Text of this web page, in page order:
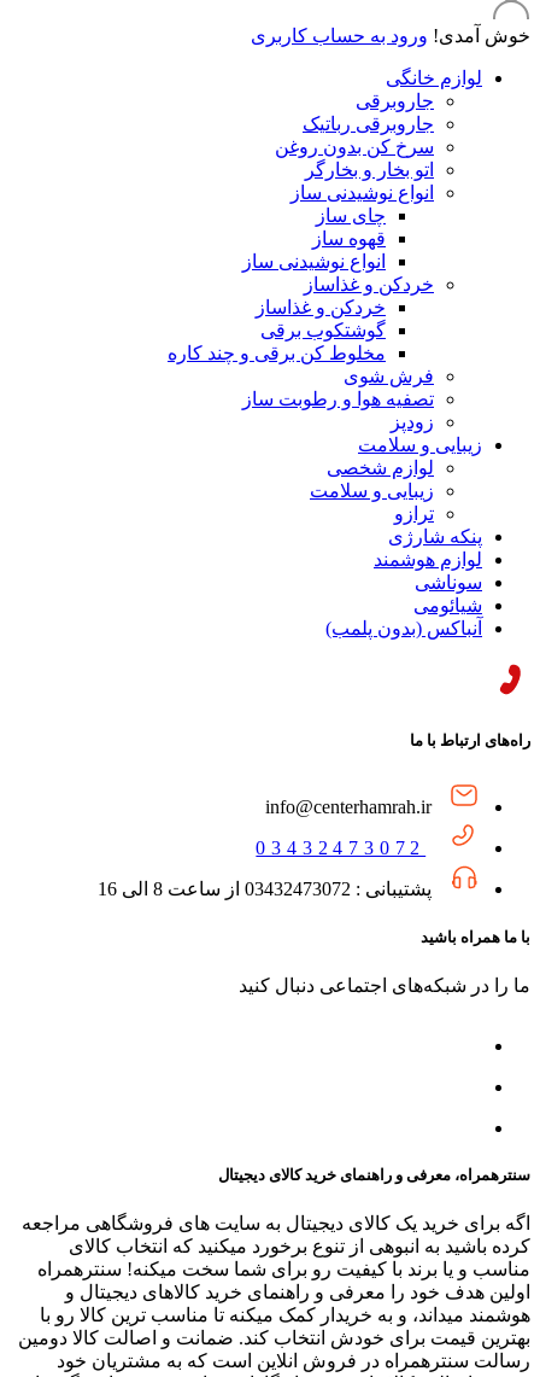
خوش آمدی! ورود به حساب کاربری
لوازم خانگی
جاروبرقی
جاروبرقی رباتیک
سرخ کن بدون روغن
اتو بخار و بخارگر
انواع نوشیدنی ساز
چای ساز
قهوه ساز
انواع نوشیدنی ساز
خردکن و غذاساز
خردکن و غذاساز
گوشتکوب برقی
مخلوط کن برقی و چند کاره
فرش شوی
تصفیه هوا و رطوبت ساز
زودپز
زیبایی و سلامت
لوازم شخصی
زیبایی و سلامت
ترازو
پنکه شارژی
لوازم هوشمند
سوناشی
شیائومی
آنباکس (بدون پلمب)
راه‌های ارتباط با ما
info@centerhamrah.ir
03432473072
پشتیبانی : 03432473072 از ساعت 8 الی 16
با ما همراه باشید
ما را در شبکه‌های اجتماعی دنبال کنید
سنترهمراه، معرفی و راهنمای خرید کالای دیجیتال
اگه برای خرید یک کالای دیجیتال به سایت های فروشگاهی مراجعه
کرده باشید به انبوهی از تنوع برخورد میکنید که انتخاب کالای
مناسب و یا برند با کیفیت رو برای شما سخت میکنه! سنترهمراه
اولین هدف خود را معرفی و راهنمای خرید کالاهای دیجیتال و
هوشمند میداند، و به خریدار کمک میکنه تا مناسب ترین کالا رو با
بهترین قیمت برای خودش انتخاب کند. ضمانت و اصالت کالا دومین
رسالت سنترهمراه در فروش انلاین است که به مشتریان خود